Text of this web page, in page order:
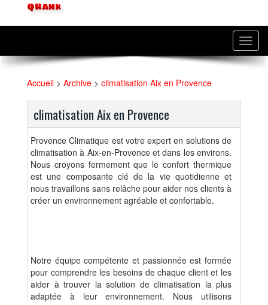
QRank
Accueil > Archive > climatisation Aix en Provence
climatisation Aix en Provence
Provence Climatique est votre expert en solutions de
climatisation à Aix-en-Provence et dans les environs.
Nous croyons fermement que le confort thermique
est une composante clé de la vie quotidienne et
nous travaillons sans relâche pour aider nos clients à
créer un environnement agréable et confortable.
Notre équipe compétente et passionnée est formée
pour comprendre les besoins de chaque client et les
aider à trouver la solution de climatisation la plus
adaptée à leur environnement. Nous utilisons